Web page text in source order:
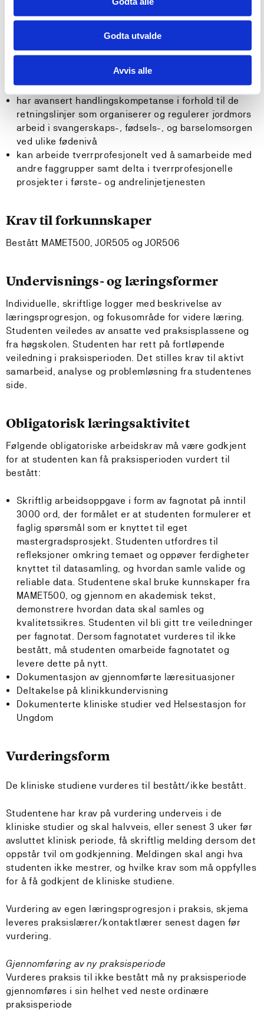
Godta utvalde
Avvis alle
for å vurdere, ta ansvar og iverksette relevante tiltak
overfor kvinnen og det ufødte/nyfødte barnet ved
kompliserte situasjoner
Generell kompetanse:
har avansert handlingskompetanse i forhold til de
retningslinjer som organiserer og regulerer jordmors
arbeid i svangerskaps-, fødsels-, og barselomsorgen
ved ulike fødenivå
kan arbeide tverrprofesjonelt ved å samarbeide med
andre faggrupper samt delta i tverrprofesjonelle
prosjekter i første- og andrelinjetjenesten
Krav til forkunnskaper
Bestått MAMET500, JOR505 og JOR506
Undervisnings- og læringsformer
Individuelle, skriftlige logger med beskrivelse av
læringsprogresjon, og fokusområde for videre læring.
Studenten veiledes av ansatte ved praksisplassene og
fra høgskolen. Studenten har rett på fortløpende
veiledning i praksisperioden. Det stilles krav til aktivt
samarbeid, analyse og problemløsning fra studentenes
side.
Obligatorisk læringsaktivitet
Følgende obligatoriske arbeidskrav må være godkjent
for at studenten kan få praksisperioden vurdert til
bestått:
Skriftlig arbeidsoppgave i form av fagnotat på inntil
3000 ord, der formålet er at studenten formulerer et
faglig spørsmål som er knyttet til eget
mastergradsprosjekt. Studenten utfordres til
refleksjoner omkring temaet og oppøver ferdigheter
knyttet til datasamling, og hvordan samle valide og
reliable data. Studentene skal bruke kunnskaper fra
MAMET500, og gjennom en akademisk tekst,
demonstrere hvordan data skal samles og
kvalitetssikres. Studenten vil bli gitt tre veiledninger
per fagnotat. Dersom fagnotatet vurderes til ikke
bestått, må studenten omarbeide fagnotatet og
levere dette på nytt.
Dokumentasjon av gjennomførte læresituasjoner
Deltakelse på klinikkundervisning
Dokumenterte kliniske studier ved Helsestasjon for
Ungdom
Vurderingsform
De kliniske studiene vurderes til bestått/ikke bestått.
Studentene har krav på vurdering underveis i de
kliniske studier og skal halvveis, eller senest 3 uker før
avsluttet klinisk periode, få skriftlig melding dersom det
oppstår tvil om godkjenning. Meldingen skal angi hva
studenten ikke mestrer, og hvilke krav som må oppfylles
for å få godkjent de kliniske studiene.
Vurdering av egen læringsprogresjon i praksis, skjema
leveres praksislærer/kontaktlærer senest dagen før
vurdering.
Gjennomføring av ny praksisperiode
Vurderes praksis til ikke bestått må ny praksisperiode
gjennomføres i sin helhet ved neste ordinære
praksisperiode